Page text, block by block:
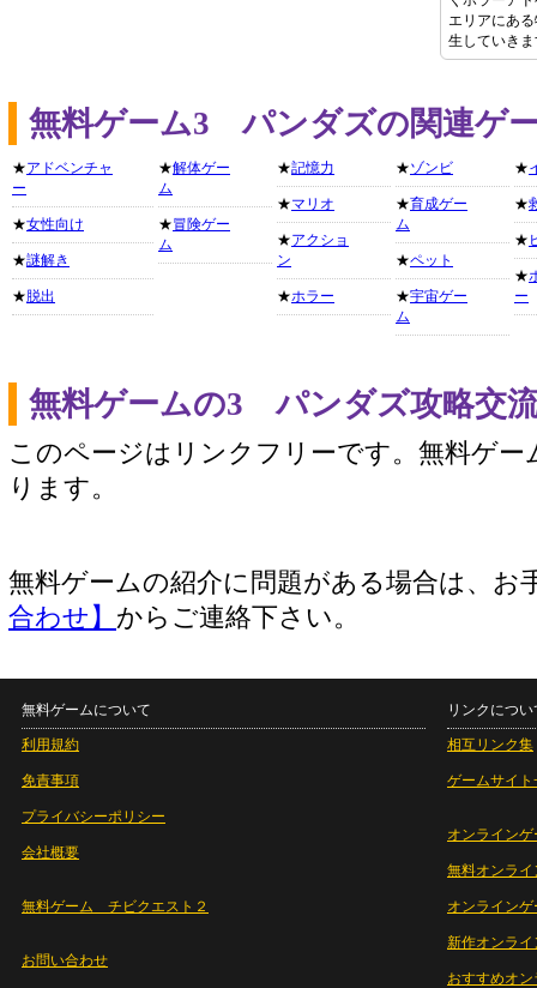
エリアにあ
生していき
無料ゲーム3 パンダズの関連ゲ
★アドベンチャ
ー
★女性向け
★謎解き
★ 脱出
★解体ゲー
ム
★冒険ゲー
ム
★記憶力
★マリオ
★アクショ
ン
★ホラー
★ゾンビ
★育成ゲー
ム
★ペット
★宇宙ゲー
ム
★
★
★
★
ー
無料ゲームの3 パンダズ攻略交
このページはリンクフリーです。無料ゲー
ります。
無料ゲームの紹介に問題がある場合は、お
合わせ】 からご連絡下さい。
無料ゲームについて
利用規約
免責事項
プライバシーポリシー
会社概要
無料ゲーム チビクエスト２
お問い合わせ
リンクについ
相互リンク集
ゲームサイト
オンラインゲ
無料オンライ
オンライン
新作オンライ
おすすめオ